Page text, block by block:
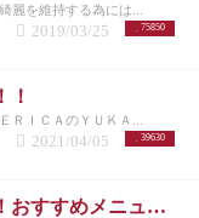
麗を維持する為には...
75850
2019/03/25
！
ＲＩＣＡのＹＵＫＡ...
39630
2021/04/05
メンズ美容室をお探しの方！おすすめメニューまとめ